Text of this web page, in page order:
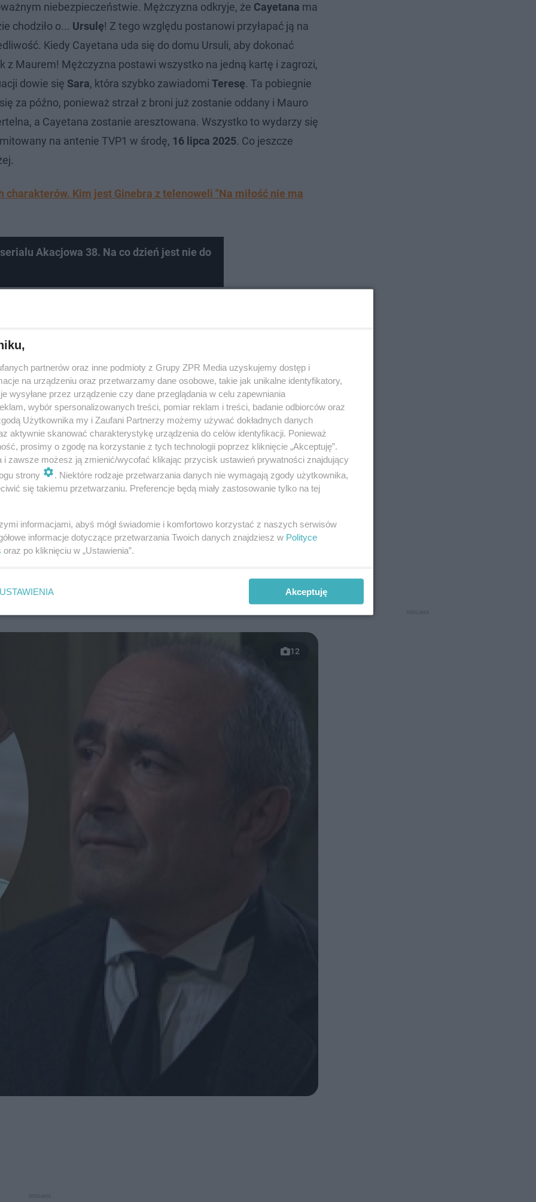
niebezpieczeństwie. Mężczyzna odkryje, że Cayetana ma
chodziło o... Ursulę! Z tego względu postanowi przyłapać ją na
Kiedy Cayetana uda się do domu Ursuli, aby dokonać
z Maurem! Mężczyzna postawi wszystko na jedną kartę i zagrozi,
dowie się Sara, która szybko zawiadomi Teresę. Ta pobiegnie
za późno, ponieważ strzał z broni już zostanie oddany i Mauro
a Cayetana zostanie aresztowana. Wszystko to wydarzy się
na antenie TVP1 w środę, 16 lipca 2025. Co jeszcze
Kim jest Ginebra z telenoweli "Na miłość nie ma
Akacjowa 38. Na co dzień jest nie do
Maura. Nie zastaje tam jednak Ursuli, tylko Maura gotowego
o intrydze Maura i ta zapobiega jego śmierci; Mauro jest
uczynku przez Felipe i komisarza. Remedios próbuje
postanawia dalej szukać Elviry pewien, że dziewczyna żyje,
12
partnerów oraz inne podmioty z Grupy ZPR Media uzyskujemy dostęp i
na urządzeniu oraz przetwarzamy dane osobowe, takie jak unikalne identyfikatory,
wysyłane przez urządzenie czy dane przeglądania w celu zapewniania
wybór spersonalizowanych treści, pomiar reklam i treści, badanie odbiorców oraz
Użytkownika my i Zaufani Partnerzy możemy używać dokładnych danych
aktywnie skanować charakterystykę urządzenia do celów identyfikacji. Ponieważ
prosimy o zgodę na korzystanie z tych technologii poprzez kliknięcie „Akceptuję”.
i zawsze możesz ją zmienić/wycofać klikając przycisk ustawień prywatności znajdujący
strony
. Niektóre rodzaje przetwarzania danych nie wymagają zgody użytkownika,
się takiemu przetwarzaniu. Preferencje będą miały zastosowanie tylko na tej
informacjami, abyś mógł świadomie i komfortowo korzystać z naszych serwisów
informacje dotyczące przetwarzania Twoich danych znajdziesz w Polityce
oraz po kliknięciu w „Ustawienia”.
USTAWIENIA Akceptuję